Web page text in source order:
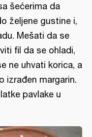
šećerima da
željene gustine i,
Mešati da se
fil da se ohladi,
ne uhvati korica, a
izrađen margarin.
pavlake u